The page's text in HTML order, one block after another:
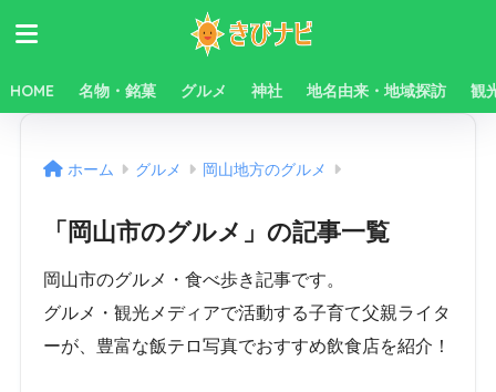
HOME 名物・銘菓 グルメ 神社 地名由来・地域探訪 観
ホーム グルメ 岡山地方のグルメ
「岡山市のグルメ」の記事一覧
岡山市のグルメ・食べ歩き記事です。
グルメ・観光メディアで活動する子育て父親ライタ
ーが、豊富な飯テロ写真でおすすめ飲食店を紹介！